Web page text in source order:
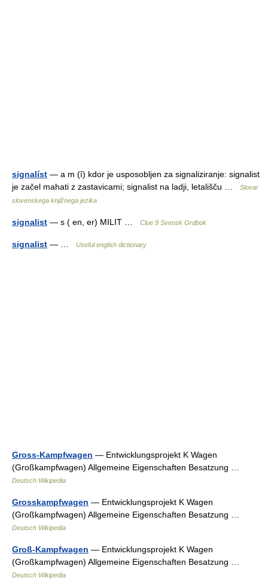
signalíst — a m (ȋ) kdor je usposobljen za signaliziranje: signalist
je začel mahati z zastavicami; signalist na ladji, letališču …
Slovar
slovenskega knjižnega jezika
signalist — s ( en, er) MILIT … Clue 9 Svensk Ordbok
signalist — … Useful english dictionary
Gross-Kampfwagen — Entwicklungsprojekt K Wagen
(Großkampfwagen) Allgemeine Eigenschaften Besatzung …
Deutsch Wikipedia
Grosskampfwagen — Entwicklungsprojekt K Wagen
(Großkampfwagen) Allgemeine Eigenschaften Besatzung …
Deutsch Wikipedia
Groß-Kampfwagen — Entwicklungsprojekt K Wagen
(Großkampfwagen) Allgemeine Eigenschaften Besatzung …
Deutsch Wikipedia